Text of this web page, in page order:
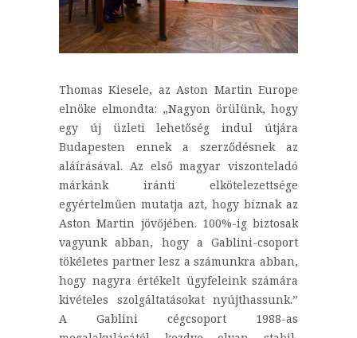
Thomas Kiesele, az Aston Martin Europe
elnöke elmondta: „Nagyon örülünk, hogy
egy új üzleti lehetőség indul útjára
Budapesten ennek a szerződésnek az
aláírásával. Az első magyar viszonteladó
márkánk iránti elkötelezettsége
egyértelműen mutatja azt, hogy bíznak az
Aston Martin jövőjében. 100%-ig biztosak
vagyunk abban, hogy a Gablini-csoport
tökéletes partner lesz a számunkra abban,
hogy nagyra értékelt ügyfeleink számára
kivételes szolgáltatásokat nyújthassunk.”
A Gablini cégcsoport 1988-as